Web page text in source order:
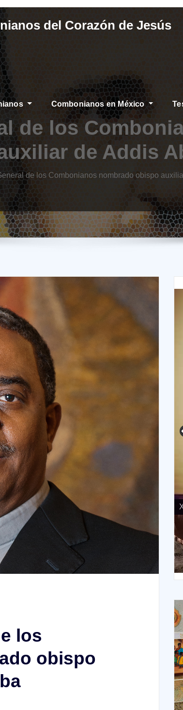
del Corazón de Jesús
Combonianos en México
de los
de Addis
de los Combonianos nombrado obispo
los
obispo
XIV Domingo ordinario. Año A